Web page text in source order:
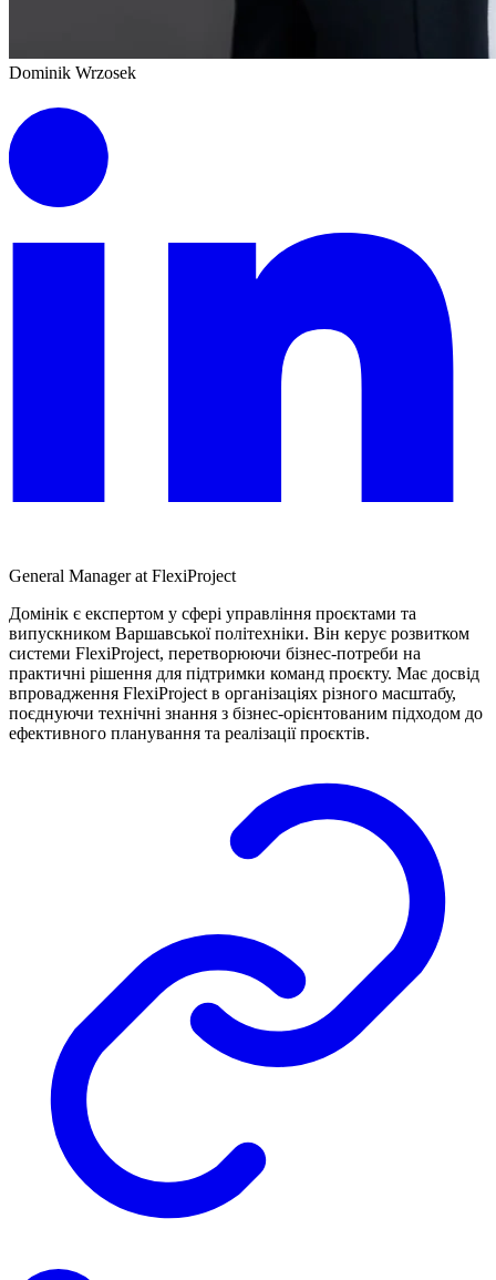
Dominik Wrzosek
General Manager at FlexiProject
Домінік є експертом у сфері управління проєктами та
випускником Варшавської політехніки. Він керує розвитком
системи FlexiProject, перетворюючи бізнес-потреби на
практичні рішення для підтримки команд проєкту. Має досвід
впровадження FlexiProject в організаціях різного масштабу,
поєднуючи технічні знання з бізнес-орієнтованим підходом до
ефективного планування та реалізації проєктів.